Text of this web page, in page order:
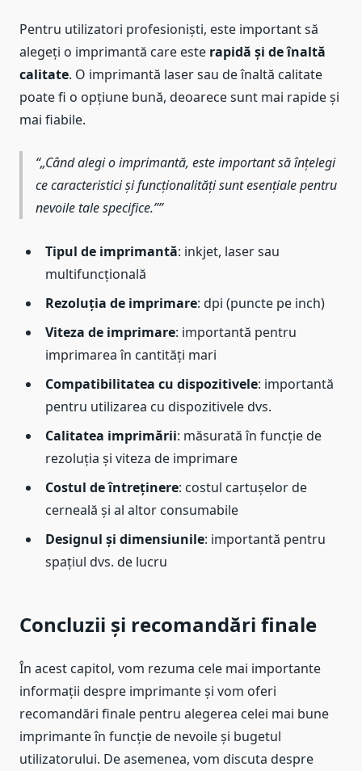
Pentru utilizatori profesioniști, este important să
alegeți o imprimantă care este rapidă și de înaltă
calitate. O imprimantă laser sau de înaltă calitate
poate fi o opțiune bună, deoarece sunt mai rapide și
mai fiabile.
„Când alegi o imprimantă, este important să înțelegi
ce caracteristici și funcționalități sunt esențiale pentru
nevoile tale specifice.”
Tipul de imprimantă: inkjet, laser sau
multifuncțională
Rezoluția de imprimare: dpi (puncte pe inch)
Viteza de imprimare: importantă pentru
imprimarea în cantități mari
Compatibilitatea cu dispozitivele: importantă
pentru utilizarea cu dispozitivele dvs.
Calitatea imprimării: măsurată în funcție de
rezoluția și viteza de imprimare
Costul de întreținere: costul cartușelor de
cerneală și al altor consumabile
Designul și dimensiunile: importantă pentru
spațiul dvs. de lucru
Concluzii și recomandări finale
În acest capitol, vom rezuma cele mai importante
informații despre imprimante și vom oferi
recomandări finale pentru alegerea celei mai bune
imprimante în funcție de nevoile și bugetul
utilizatorului. De asemenea, vom discuta despre